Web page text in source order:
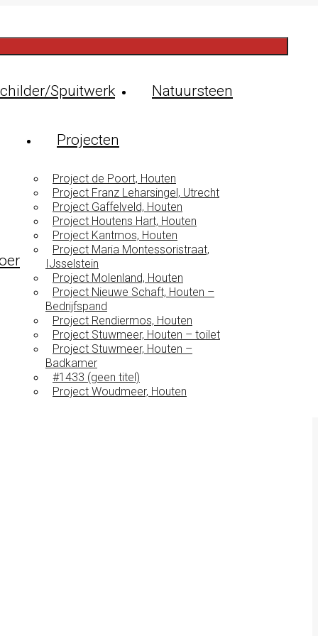
Spuitwerk Natuursteen
Projecten
Project de Poort, Houten
Project Franz Leharsingel, Utrecht
Project Gaffelveld, Houten
Project Houtens Hart, Houten
Project Kantmos, Houten
Project Maria Montessoristraat,
IJsselstein
Project Molenland, Houten
Project Nieuwe Schaft, Houten –
Bedrijfspand
Project Rendiermos, Houten
Project Stuwmeer, Houten – toilet
Project Stuwmeer, Houten –
Badkamer
#1433 (geen titel)
Project Woudmeer, Houten